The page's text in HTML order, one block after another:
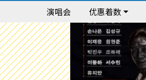
演唱会 优惠着数